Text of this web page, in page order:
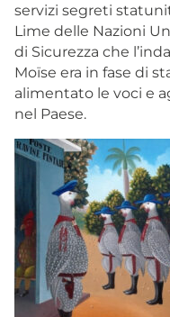
servizi segreti
Lime delle Nazioni
di Sicurezza che
Moïse era in fase di
alimentato le voci e
nel Paese.